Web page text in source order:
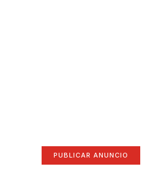
PUBLICAR ANUNCIO